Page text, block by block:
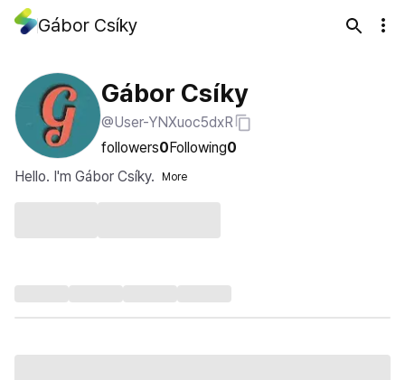
Gábor Csíky
Gábor Csíky
@User-YNXuoc5dxR
followers0Following0
Hello. I'm Gábor Csíky.
More